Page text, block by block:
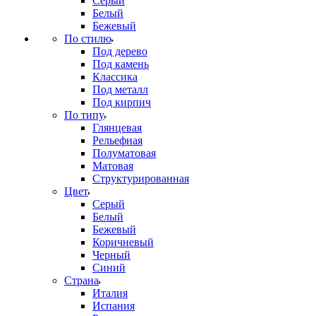
Белый
Бежевый
По стилю
Под дерево
Под камень
Классика
Под металл
Под кирпич
По типу
Глянцевая
Рельефная
Полуматовая
Матовая
Структурированная
Цвет
Серый
Белый
Бежевый
Коричневый
Черный
Синий
Страна
Италия
Испания